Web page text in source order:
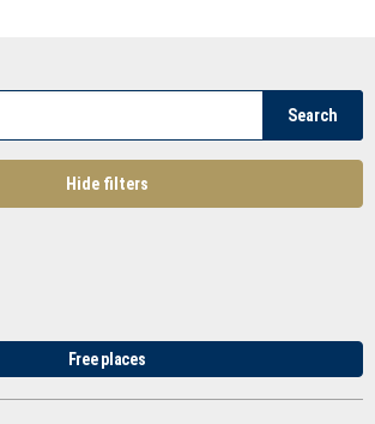
Search
Hide filters
Free places